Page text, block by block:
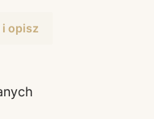
i opisz